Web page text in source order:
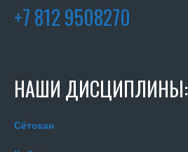
+7 812 9508270
НАШИ ДИСЦИПЛИНЫ:
Сётокан